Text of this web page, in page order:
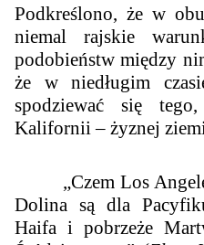
Podkreślono, że w
niemal rajskie
podobieństw między
że w niedługim
spodziewać się
Kalifornii – żyznej
„Czem Los
Dolina są dla
Haifa i pobrzeże